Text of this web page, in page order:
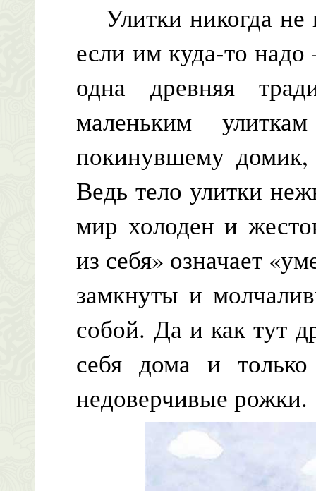
Улитки никогда не
если им куда-то
одна древняя
маленьким
покинувшему домик,
Ведь тело улитки
мир холоден и
из себя» означает
замкнуты и
собой. Да и как тут
себя дома и
недоверчивые рожки.